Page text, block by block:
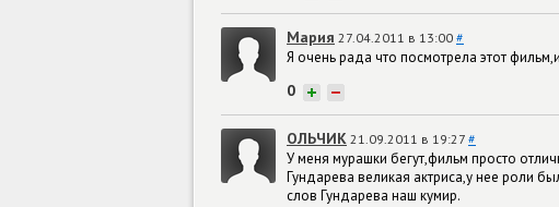
Мария 27.04.2011 в 13:00 #
Я очень рада что посмотрела этот
0 + −
ОЛЬЧИК 21.09.2011 в 19:27 #
У меня мурашки бегут,фильм просто
Гундарева великая актриса,у нее роли
слов Гундарева наш кумир.